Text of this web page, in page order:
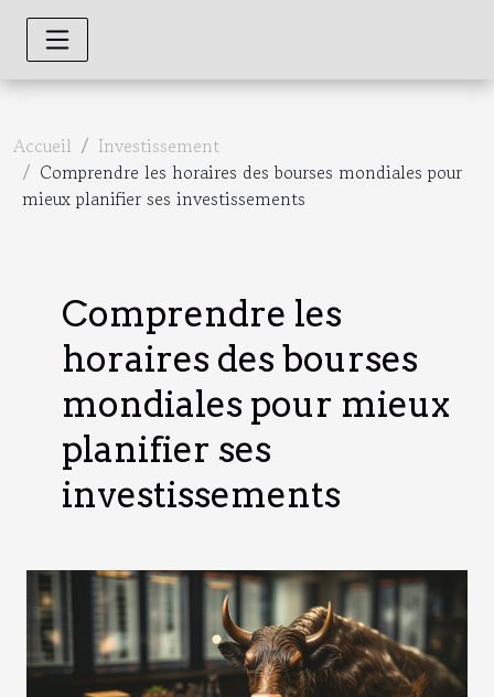
Accueil
Investissement
Comprendre les horaires des bourses mondiales pour
mieux planifier ses investissements
Comprendre les
horaires des bourses
mondiales pour mieux
planifier ses
investissements